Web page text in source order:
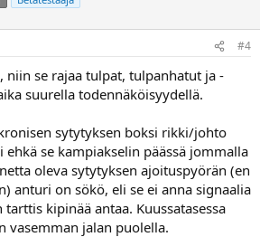
#4
niin se rajaa tulpat, tulpanhatut ja -
suurella todennäköisyydellä.
sytytyksen boksi rikki/johto
se kampiakselin päässä jommalla
oleva sytytyksen ajoituspyörän (en
anturi on sökö, eli se ei anna signaalia
kipinää antaa. Kuussatasessa
vasemman jalan puolella.